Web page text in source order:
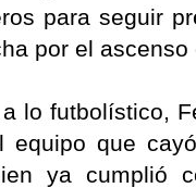
para seguir
por el ascenso
lo futbolístico,
equipo que
ya cumplió